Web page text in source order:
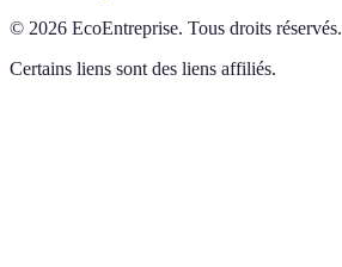
© 2026 EcoEntreprise. Tous droits réservés.
Certains liens sont des liens affiliés.